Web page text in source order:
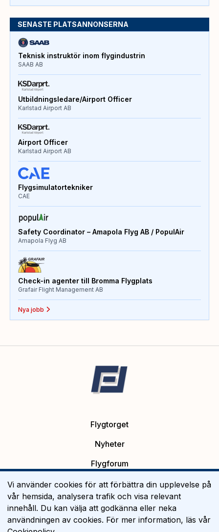
SENASTE PLATSANNONSERNA
Teknisk instruktör inom flygindustrin
SAAB AB
Utbildningsledare/Airport Officer
Karlstad Airport AB
Airport Officer
Karlstad Airport AB
Flygsimulatortekniker
CAE
Safety Coordinator – Amapola Flyg AB / PopulAir
Amapola Flyg AB
Check-in agenter till Bromma Flygplats
Grafair Flight Management AB
Nya jobb
Flygtorget
Nyheter
Flygforum
Platsannonser
Flygutbildning
Om Flygtorget
Vi använder cookies för att förbättra din upplevelse på
vår hemsida, analysera trafik och visa relevant
innehåll. Du kan välja att godkänna eller neka
användningen av cookies. För mer information, läs vår